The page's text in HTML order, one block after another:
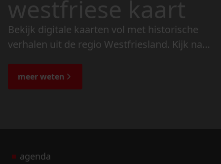
westfriese kaart
Bekijk digitale kaarten vol met historische
verhalen uit de regio Westfriesland. Kijk naar
de bijzondere verhalen.
meer weten
agenda